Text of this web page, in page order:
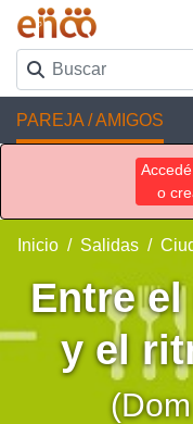
PAREJA / AMIGOS
o
Inicio Salidas
Entre
y el